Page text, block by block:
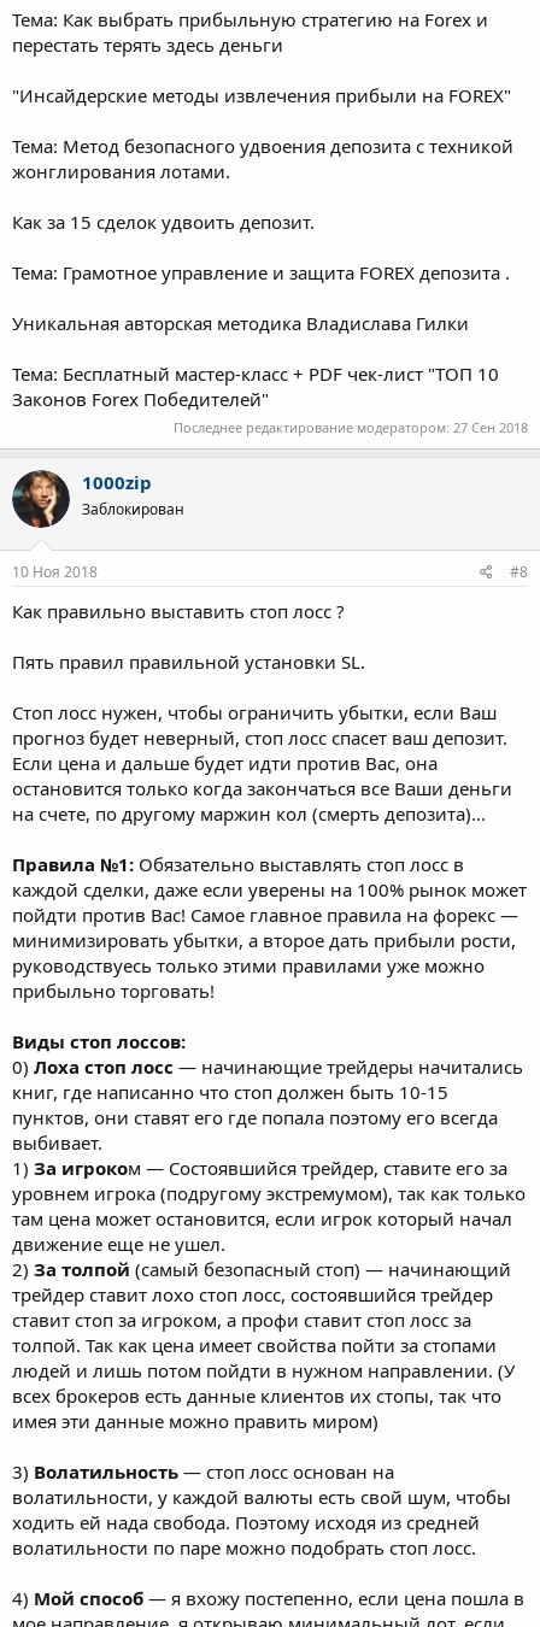
Тема: Как выбрать прибыльную стратегию на Forex и
перестать терять здесь деньги
"Инсайдерские методы извлечения прибыли на FOREX"
Тема: Метод безопасного удвоения депозита с техникой
жонглирования лотами.
Как за 15 сделок удвоить депозит.
Тема: Грамотное управление и защита FOREX депозита .
Уникальная авторская методика Владислава Гилки
Тема: Бесплатный мастер-класс + PDF чек-лист "ТОП 10
Законов Forex Победителей"
Последнее редактирование модератором: 27 Сен 2018
1000zip
Заблокирован
10 Ноя 2018 #8
Как правильно выставить стоп лосс ?
Пять правил правильной установки SL.
Стоп лосс нужен, чтобы ограничить убытки, если Ваш
прогноз будет неверный, стоп лосс спасет ваш депозит.
Если цена и дальше будет идти против Вас, она
остановится только когда закончаться все Ваши деньги
на счете, по другому маржин кол (смерть депозита)...
Правила №1: Обязательно выставлять стоп лосс в
каждой сделки, даже если уверены на 100% рынок может
пойдти против Вас! Самое главное правила на форекс —
минимизировать убытки, а второе дать прибыли рости,
руководствуесь только этими правилами уже можно
прибыльно торговать!
Виды стоп лоссов:
0) Лоха стоп лосс — начинающие трейдеры начитались
книг, где написанно что стоп должен быть 10-15
пунктов, они ставят его где попала поэтому его всегда
выбивает.
1) За игроком — Состоявшийся трейдер, ставите его за
уровнем игрока (подругому экстремумом), так как только
там цена может остановится, если игрок который начал
движение еще не ушел.
2) За толпой (самый безопасный стоп) — начинающий
трейдер ставит лохо стоп лосс, состоявшийся трейдер
ставит стоп за игроком, а профи ставит стоп лосс за
толпой. Так как цена имеет свойства пойти за стопами
людей и лишь потом пойдти в нужном направлении. (У
всех брокеров есть данные клиентов их стопы, так что
имея эти данные можно править миром)
3) Волатильность — стоп лосс основан на
волатильности, у каждой валюты есть свой шум, чтобы
ходить ей нада свобода. Поэтому исходя из средней
волатильности по паре можно подобрать стоп лосс.
4) Мой способ — я вхожу постепенно, если цена пошла в